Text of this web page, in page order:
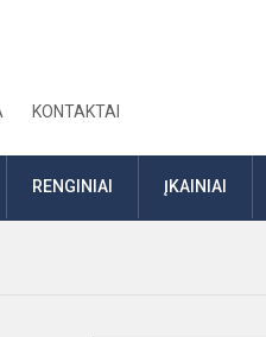
KONTAKTAI
RENGINIAI ĮKAINIAI